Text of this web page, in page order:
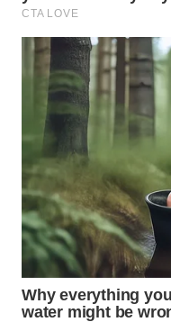
SERDANG
WN
TEBING
TINGGI
WN
PAKPAK
WN
KARAWANG
WN